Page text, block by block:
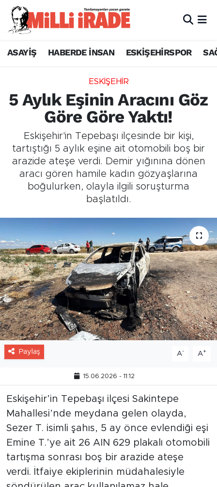
ASAYİŞ HABERDE İNSAN ESKİŞEHİRSPOR
ESKİŞEHİR
5 Aylık Eşinin Aracını Göz
Göre Göre Yaktı!
Eskişehir'in Tepebaşı ilçesinde bir kişi,
tartıştığı 5 aylık eşine ait otomobili boş bir
arazide ateşe verdi. Demir yığınına dönen
aracı gören hamile kadın gözyaşlarına
boğulurken, olayla ilgili soruşturma
başlatıldı.
Paylaş A- A+
15.06.2026 - 11:12
Eskişehir’in Tepebaşı ilçesi Sakintepe
Mahallesi’nde meydana gelen olayda,
Sezer T. isimli şahıs, 5 ay önce evlendiği eşi
Emine T.’ye ait 26 AIN 629 plakalı otomobili
tartışma sonrası boş bir arazide ateşe
verdi. İtfaiye ekiplerinin müdahalesiyle